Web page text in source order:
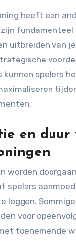
heeft een
zijn fundamenteel
uitbreiden van
kunnen spelers
en duur
worden
spelers
loggen.
voor
toenemende